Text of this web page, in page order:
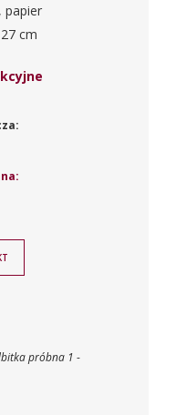
papier
cm
próbna 1 -